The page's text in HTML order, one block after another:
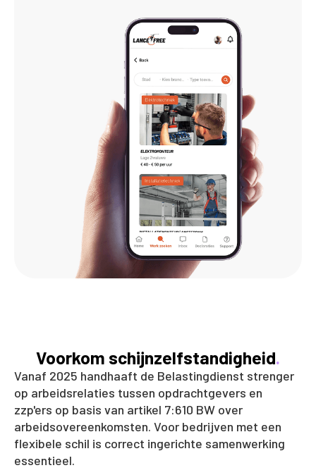
Voorkom schijnzelfstandigheid.
Vanaf 2025 handhaaft de Belastingdienst strenger
op arbeidsrelaties tussen opdrachtgevers en
zzp'ers op basis van artikel 7:610 BW over
arbeidsovereenkomsten. Voor bedrijven met een
flexibele schil is correct ingerichte samenwerking
essentieel.